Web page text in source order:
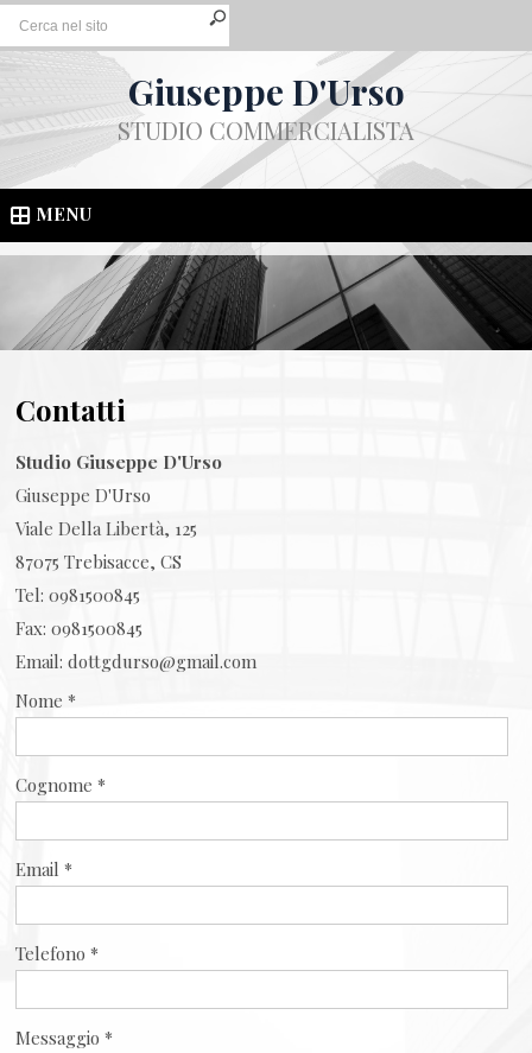
Giuseppe D'Urso
STUDIO COMMERCIALISTA
MENU
Contatti
Studio Giuseppe D'Urso
Giuseppe D'Urso
Viale Della Libertà, 125
87075 Trebisacce,CS
Tel:0981500845
Fax:0981500845
Email:dottgdurso@gmail.com
Nome *
Cognome *
Email *
Telefono *
Messaggio *